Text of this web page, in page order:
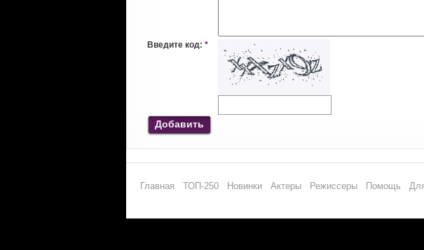
Введите код: *
Добавить
Главная ТОП-250 Новинки Актеры Режиссеры Помощь